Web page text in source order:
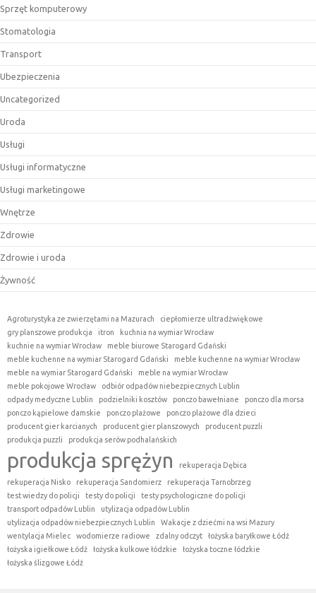
Sprzęt komputerowy
Stomatologia
Transport
Ubezpieczenia
Uncategorized
Uroda
Usługi
Usługi informatyczne
Usługi marketingowe
Wnętrze
Zdrowie
Zdrowie i uroda
Żywność
Agroturystyka ze zwierzętami na Mazurach
ciepłomierze ultradźwiękowe
gry planszowe produkcja
itron
kuchnia na wymiar Wrocław
kuchnie na wymiar Wrocław
meble biurowe Starogard Gdański
meble kuchenne na wymiar Starogard Gdański
meble kuchenne na wymiar Wrocław
meble na wymiar Starogard Gdański
meble na wymiar Wrocław
meble pokojowe Wrocław
odbiór odpadów niebezpiecznych Lublin
odpady medyczne Lublin
podzielniki kosztów ponczo bawełniane
ponczo dla morsa
ponczo kąpielowe damskie
ponczo plażowe
ponczo plażowe dla dzieci
producent gier karcianych
producent gier planszowych
producent puzzli
produkcja puzzli
produkcja serów podhalańskich
produkcja sprężyn
rekuperacja Dębica
rekuperacja Nisko
rekuperacja Sandomierz
rekuperacja Tarnobrzeg
test wiedzy do policji
testy do policji
testy psychologiczne do policji
transport odpadów Lublin
utylizacja odpadów Lublin
utylizacja odpadów niebezpiecznych Lublin
Wakacje z dziećmi na wsi Mazury
wentylacja Mielec
wodomierze radiowe zdalny odczyt
łożyska baryłkowe Łódź
łożyska igiełkowe Łódź
łożyska kulkowe łódzkie
łożyska toczne łódzkie
łożyska ślizgowe Łódź